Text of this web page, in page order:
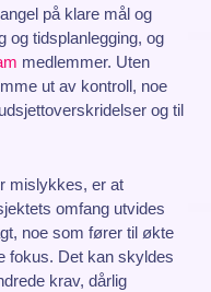
på klare mål og
og tidsplanlegging, og
medlemmer. Uten
ut av kontroll, noe
og til
mislykkes, er at
omfang utvides
noe som fører til økte
fokus. Det kan skyldes
krav, dårlig